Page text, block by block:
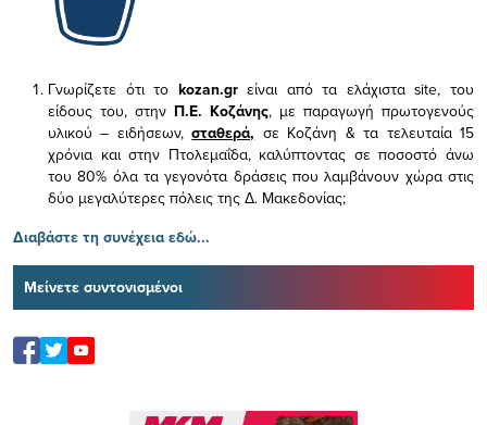
Γνωρίζετε ότι το kozan.gr είναι από τα ελάχισταsite, του
είδους του, στην Π.Ε. Κοζάνης, με παραγωγή πρωτογενούς
υλικού – ειδήσεων,σταθερά, σε Κοζάνη & τα τελευταία 15
χρόνια και στην Πτολεμαΐδα, καλύπτοντας σε ποσοστό άνω
του 80% όλα τα γεγονότα δράσεις που λαμβάνουν χώρα στις
δύο μεγαλύτερες πόλεις της Δ. Μακεδονίας;
Διαβάστε τη συνέχεια εδώ...
Μείνετε συντονισμένοι